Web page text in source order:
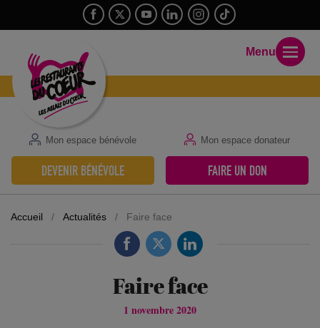
Mon espace bénévole Mon espace donateur
DEVENIR BÉNÉVOLE FAIRE UN DON
Menu
Accueil / Actualités / Faire face
Faire face
1 novembre 2020